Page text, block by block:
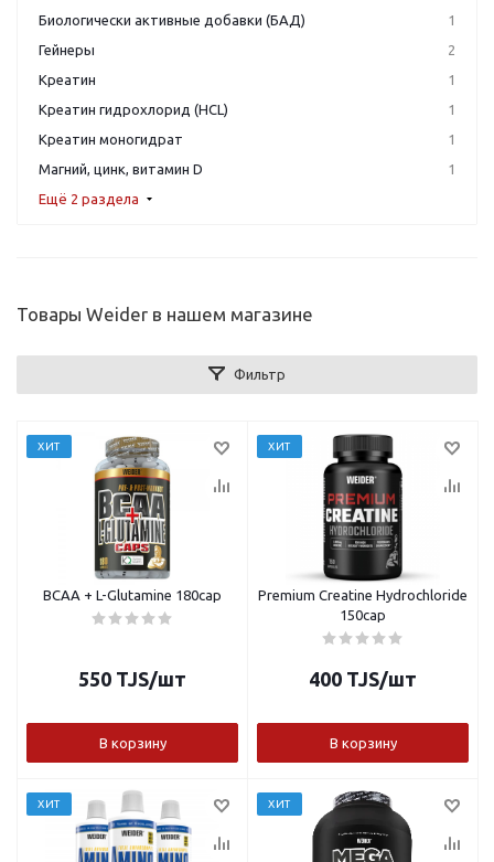
Биологически активные добавки (БАД)
1
Гейнеры
2
Креатин
1
Креатин гидрохлорид (HCL)
1
Креатин моногидрат
1
Магний, цинк, витамин D
1
Ещё 2 раздела
Товары Weider в нашем магазине
Фильтр
ХИТ
BCAA + L-Glutamine 180cap
550 TJS/шт
В корзину
ХИТ
Premium Creatine Hydrochloride
150cap
400 TJS/шт
В корзину
ХИТ ХИТ